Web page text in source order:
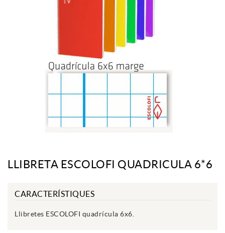
LLIBRETA ESCOLOFI QUADRICULA 6*6
CARACTERÍSTIQUES
Llibretes ESCOLOFI quadrícula 6x6.